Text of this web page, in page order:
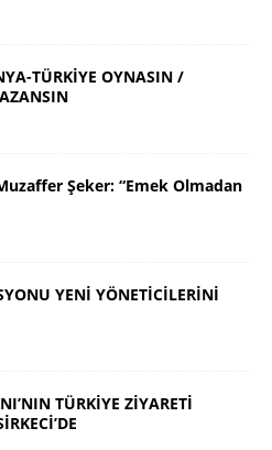
TÜRKİYE OYNASIN /
Şeker: “Emek Olmadan
YENİ YÖNETİCİLERİNİ
TÜRKİYE ZİYARETİ